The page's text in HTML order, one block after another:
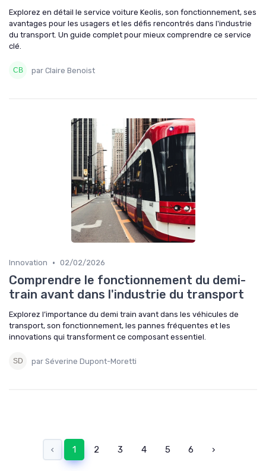
Explorez en détail le service voiture Keolis, son fonctionnement, ses
avantages pour les usagers et les défis rencontrés dans l'industrie
du transport. Un guide complet pour mieux comprendre ce service
clé.
par Claire Benoist
Innovation • 02/02/2026
Comprendre le fonctionnement du demi-
train avant dans l'industrie du transport
Explorez l’importance du demi train avant dans les véhicules de
transport, son fonctionnement, les pannes fréquentes et les
innovations qui transforment ce composant essentiel.
par Séverine Dupont-Moretti
‹ 1 2 3 4 5 6 ›